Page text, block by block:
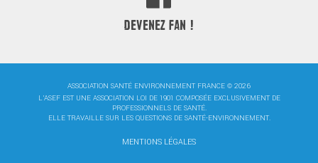
DEVENEZ FAN !
ASSOCIATION SANTÉ ENVIRONNEMENT FRANCE © 2026
L'ASEF EST UNE ASSOCIATION LOI DE 1901 COMPOSÉE EXCLUSIVEMENT DE
PROFESSIONNELS DE SANTÉ.
ELLE TRAVAILLE SUR LES QUESTIONS DE SANTÉ-ENVIRONNEMENT.
MENTIONS LÉGALES